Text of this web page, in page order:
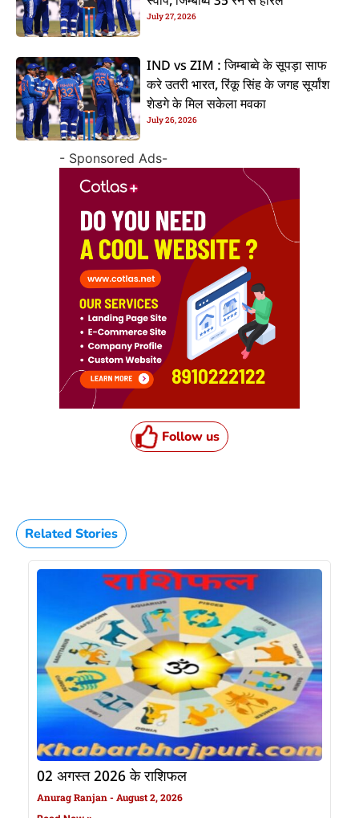
July 27, 2026
IND vs ZIM : जिम्बाब्वे के सूपड़ा साफ
करे उतरी भारत, रिंकू सिंह के जगह सूर्यांश
शेडगे के मिल सकेला मवका
July 26, 2026
- Sponsored Ads-
Follow us
Related Stories
02 अगस्त 2026 के राशिफल
Anurag Ranjan August 2, 2026